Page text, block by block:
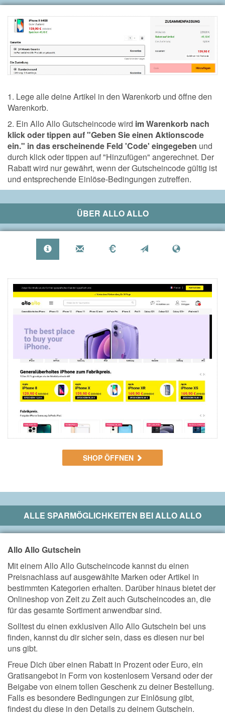
1. Lege alle deine Artikel in den Warenkorb und öffne den
Warenkorb.
2. Ein Allo Allo Gutscheincode wird im Warenkorb nach
klick oder tippen auf "Geben Sie einen Aktionscode
ein." in das erscheinende Feld 'Code' eingegeben und
durch klick oder tippen auf "Hinzufügen" angerechnet. Der
Rabatt wird nur gewährt, wenn der Gutscheincode gültig ist
und entsprechende Einlöse-Bedingungen zutreffen.
ÜBER ALLO ALLO
SHOP ÖFFNEN
ALLE SPARMÖGLICHKEITEN BEIALLO ALLO
Allo Allo Gutschein
Mit einem Allo Allo Gutscheincode kannst du einen
Preisnachlass auf ausgewählte Marken oder Artikel in
bestimmten Kategorien erhalten. Darüber hinaus bietet der
Onlineshop von Zeit zu Zeit auch Gutscheincodes an, die
für das gesamte Sortiment anwendbar sind.
Solltest du einen exklusiven Allo Allo Gutschein bei uns
finden, kannst du dir sicher sein, dass es diesen nur bei
uns gibt.
Freue Dich über einen Rabatt in Prozent oder Euro, ein
Gratisangebot in Form von kostenlosem Versand oder der
Beigabe von einem tollen Geschenk zu deiner Bestellung.
Falls es besondere Bedingungen zur Einlösung gibt,
findest du diese in den Details zu deinem Gutschein.